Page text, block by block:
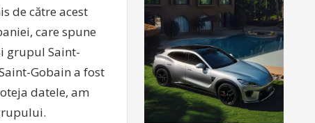
de către acest
care spune
grupul Saint-
Gobain a fost
datele, am